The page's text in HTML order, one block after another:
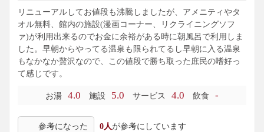
リニューアルしてお値段も沸騰しましたが、アメニティやタ
オル無料、館内の施設(漫画コーナー、リクライニングソフ
ァ)が利用出来るのでお金に余裕がある時に朝風呂で利用しま
した。早朝からやってる温泉も限られてるし早朝に入る温泉
もなかなか贅沢なので、この値段で勝ち取った庶民の嗜好っ
て感じです。
お湯 4.0 施設 5.0 サービス 4.0 飲食 -
参考になった 0人が参考にしています